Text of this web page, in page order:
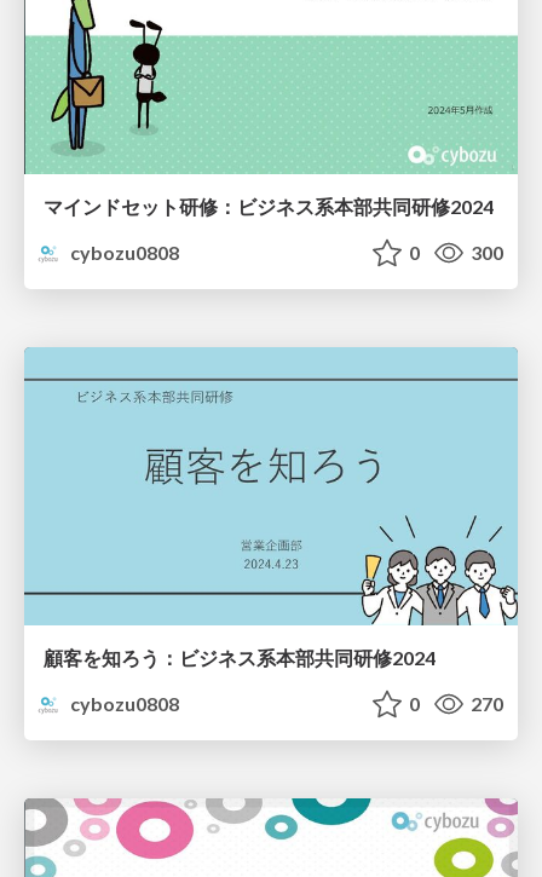
マインドセット研修：ビジネス系本部共同研修2024
cybozu0808
0 300
顧客を知ろう：ビジネス系本部共同研修2024
cybozu0808
0 270